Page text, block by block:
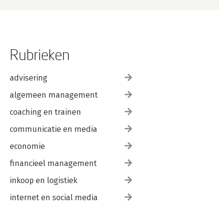
Rubrieken
advisering
algemeen management
coaching en trainen
communicatie en media
economie
financieel management
inkoop en logistiek
internet en social media